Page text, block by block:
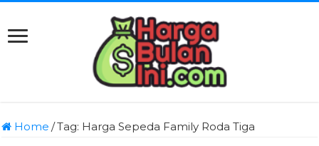
Home /Tag: Harga Sepeda Family Roda Tiga